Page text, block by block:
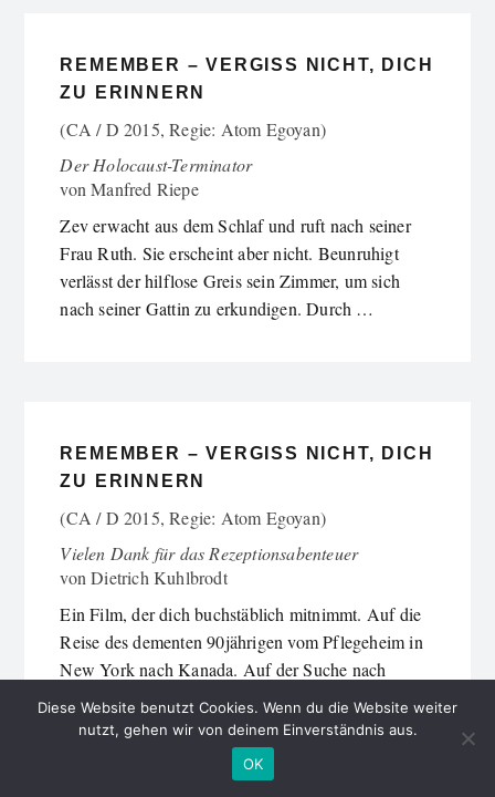
REMEMBER – VERGISS NICHT, DICH
ZU ERINNERN
(CA / D 2015, Regie: Atom Egoyan)
Der Holocaust-Terminator
vonManfred Riepe
Zev erwacht aus dem Schlaf und ruft nach seiner
Frau Ruth. Sie erscheint aber nicht. Beunruhigt
verlässt der hilflose Greis sein Zimmer, um sich
nach seiner Gattin zu erkundigen. Durch …
REMEMBER – VERGISS NICHT, DICH
ZU ERINNERN
(CA / D 2015, Regie: Atom Egoyan)
Vielen Dank für das Rezeptionsabenteuer
vonDietrich Kuhlbrodt
Ein Film, der dich buchstäblich mitnimmt. Auf die
Reise des dementen 90jährigen vom Pflegeheim in
New York nach Kanada. Auf der Suche nach
untergetauchten Auschwitzmördern, gleichaltrigen.
Erinnern kann der alte …
Diese Website benutzt Cookies. Wenn du die Website weiter
nutzt, gehen wir von deinem Einverständnis aus.
OK